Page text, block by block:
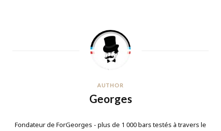
AUTHOR
Georges
Fondateur de ForGeorges - plus de 1 000 bars testés à travers le